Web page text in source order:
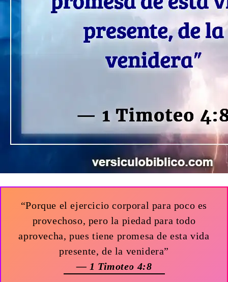
“Porque el ejercicio corporal para poco es
provechoso, pero la piedad para todo
aprovecha, pues tiene promesa de esta vida
presente, de la venidera”
— 1 Timoteo 4:8